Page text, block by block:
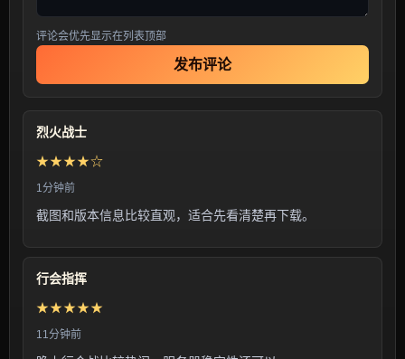
评论会优先显示在列表顶部
发布评论
烈火战士
★★★★☆
1分钟前
截图和版本信息比较直观，适合先看清楚再下载。
行会指挥
★★★★★
11分钟前